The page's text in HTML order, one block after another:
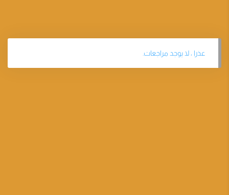
عذرا ، لا يوجد مراجعات.